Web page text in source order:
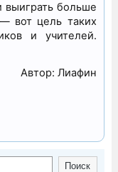
выиграть больше
вот цель таких
и учителей.
Автор: Лиафин
Поиск